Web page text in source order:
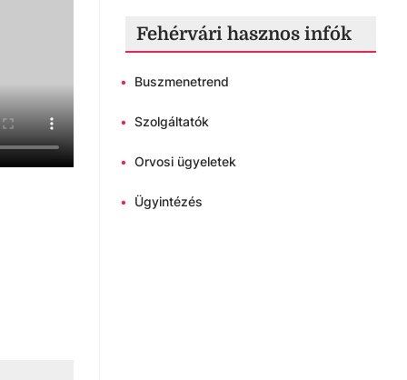
Fehérvári hasznos infók
• Buszmenetrend
• Szolgáltatók
• Orvosi ügyeletek
• Ügyintézés